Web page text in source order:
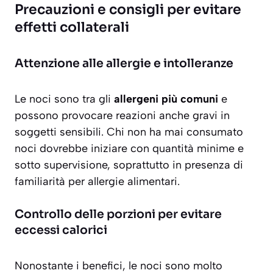
Precauzioni e consigli per evitare
effetti collaterali
Attenzione alle allergie e intolleranze
Le noci sono tra gli allergeni più comuni e
possono provocare reazioni anche gravi in
soggetti sensibili. Chi non ha mai consumato
noci dovrebbe iniziare con quantità minime e
sotto supervisione, soprattutto in presenza di
familiarità per allergie alimentari.
Controllo delle porzioni per evitare
eccessi calorici
Nonostante i benefici, le noci sono molto